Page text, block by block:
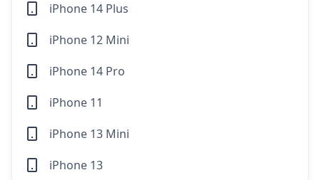
iPhone 14 Plus
iPhone 12 Mini
iPhone 14 Pro
iPhone 11
iPhone 13 Mini
iPhone 13